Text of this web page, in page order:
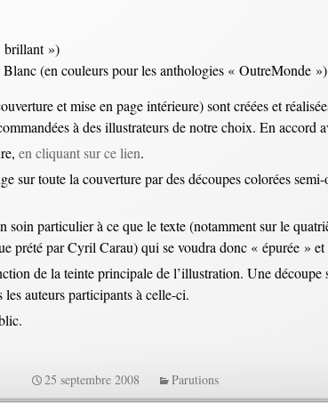
brillant »)
(en couleurs pour les anthologies « OutreMonde »)
et mise en page intérieure) sont créées et
à des illustrateurs de notre choix. En accord
en cliquant sur ce lien.
sur toute la couverture par des découpes colorées
particulier à ce que le texte (notamment sur le
prété par Cyril Carau) qui se voudra donc « épurée » et
de la teinte principale de l’illustration. Une
auteurs participants à celle-ci.
25 septembre 2008 Parutions